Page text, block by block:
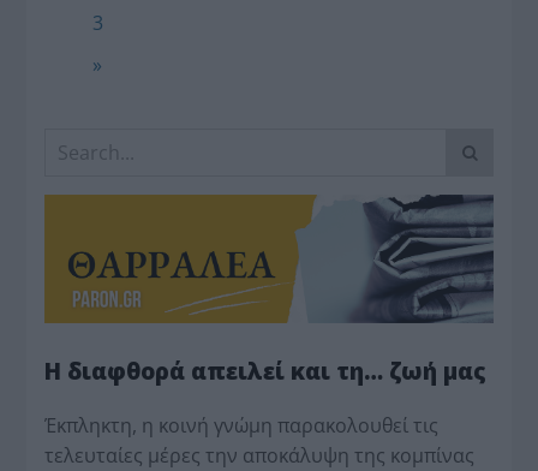
3
»
Η διαφθορά απειλεί και τη… ζωή μας
Έκπληκτη, η κοινή γνώμη παρακολουθεί τις
τελευταίες μέρες την αποκάλυψη της κο­μπίνας